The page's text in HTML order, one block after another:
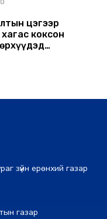
цэгээр
коксон
зүйн ерөнхий газар
газар